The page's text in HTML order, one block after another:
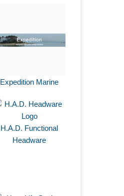
Expedition Marine
H.A.D. Functional
Headware